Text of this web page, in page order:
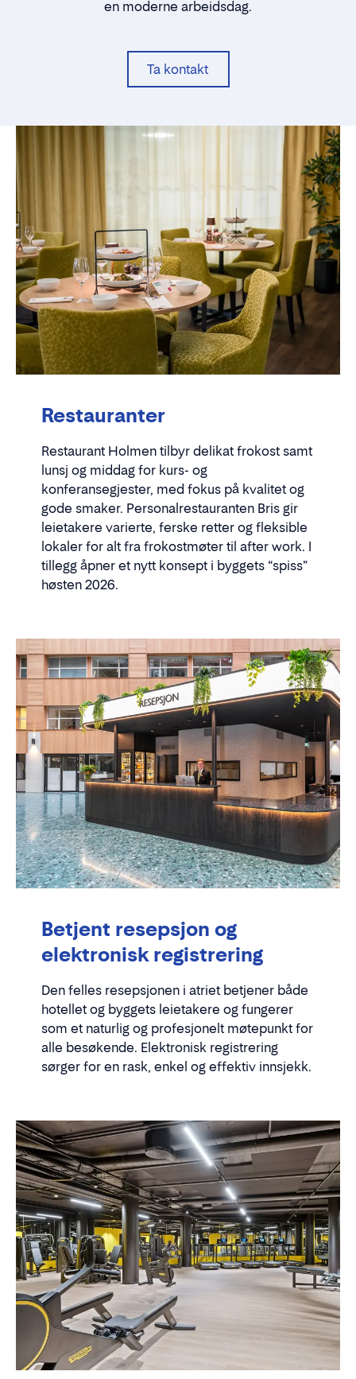
en moderne arbeidsdag.
Ta kontakt
Restauranter
Restaurant Holmen tilbyr delikat frokost samt
lunsj og middag for kurs- og
konferansegjester, med fokus på kvalitet og
gode smaker. Personalrestauranten Bris gir
leietakere varierte, ferske retter og fleksible
lokaler for alt fra frokostmøter til after work. I
tillegg åpner et nytt konsept i byggets “spiss”
Betjent resepsjon og
elektronisk registrering
Den felles resepsjonen i atriet betjener både
hotellet og byggets leietakere og fungerer
som et naturlig og profesjonelt møtepunkt for
alle besøkende. Elektronisk registrering
sørger for en rask, enkel og effektiv innsjekk.